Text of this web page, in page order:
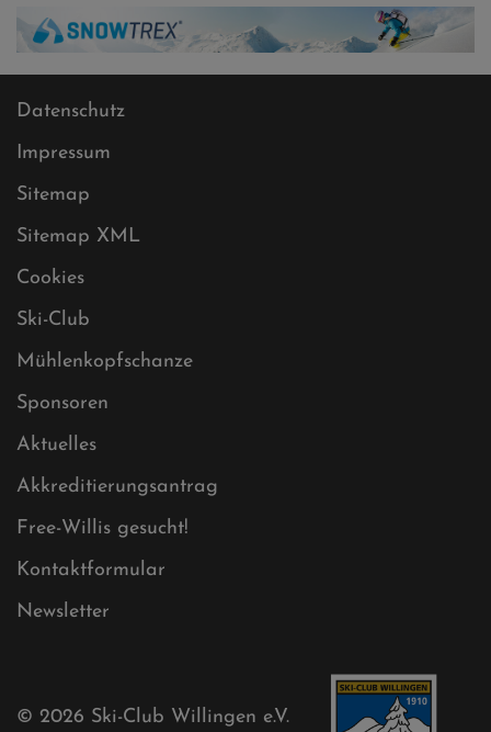
Datenschutz
Impressum
Sitemap
Sitemap XML
Cookies
Ski-Club
Mühlenkopfschanze
Sponsoren
Aktuelles
Akkreditierungsantrag
Free-Willis gesucht!
Kontaktformular
Newsletter
© 2026 Ski-Club Willingen e.V.